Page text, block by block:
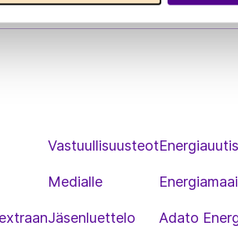
Vastuullisuusteot
Medialle
Jäsenluettelo Adato